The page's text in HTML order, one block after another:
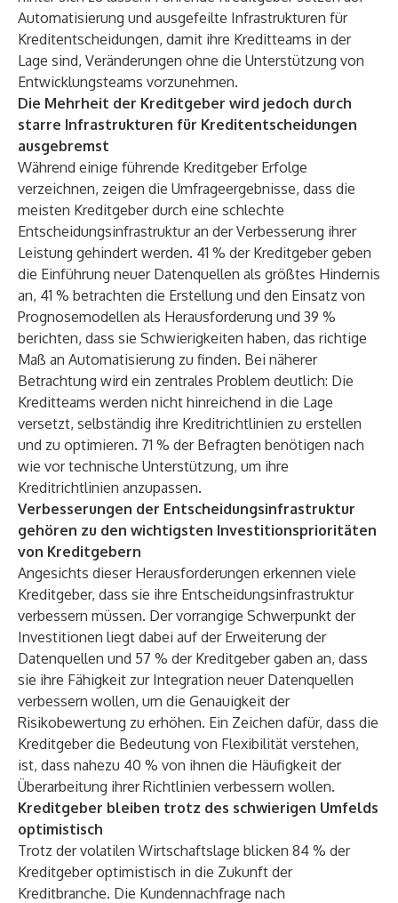
Automatisierung und ausgefeilte Infrastrukturen für
Kreditentscheidungen, damit ihre Kreditteams in der
Lage sind, Veränderungen ohne die Unterstützung von
Entwicklungsteams vorzunehmen.
Die Mehrheit der Kreditgeber wird jedoch durch
starre Infrastrukturen für Kreditentscheidungen
ausgebremst
Während einige führende Kreditgeber Erfolge
verzeichnen, zeigen die Umfrageergebnisse, dass die
meisten Kreditgeber durch eine schlechte
Entscheidungsinfrastruktur an der Verbesserung ihrer
Leistung gehindert werden. 41 % der Kreditgeber geben
die Einführung neuer Datenquellen als größtes Hindernis
an, 41 % betrachten die Erstellung und den Einsatz von
Prognosemodellen als Herausforderung und 39 %
berichten, dass sie Schwierigkeiten haben, das richtige
Maß an Automatisierung zu finden. Bei näherer
Betrachtung wird ein zentrales Problem deutlich: Die
Kreditteams werden nicht hinreichend in die Lage
versetzt, selbständig ihre Kreditrichtlinien zu erstellen
und zu optimieren. 71 % der Befragten benötigen nach
wie vor technische Unterstützung, um ihre
Kreditrichtlinien anzupassen.
Verbesserungen der Entscheidungsinfrastruktur
gehören zu den wichtigsten Investitionsprioritäten
von Kreditgebern
Angesichts dieser Herausforderungen erkennen viele
Kreditgeber, dass sie ihre Entscheidungsinfrastruktur
verbessern müssen. Der vorrangige Schwerpunkt der
Investitionen liegt dabei auf der Erweiterung der
Datenquellen und 57 % der Kreditgeber gaben an, dass
sie ihre Fähigkeit zur Integration neuer Datenquellen
verbessern wollen, um die Genauigkeit der
Risikobewertung zu erhöhen. Ein Zeichen dafür, dass die
Kreditgeber die Bedeutung von Flexibilität verstehen,
ist, dass nahezu 40 % von ihnen die Häufigkeit der
Überarbeitung ihrer Richtlinien verbessern wollen.
Kreditgeber bleiben trotz des schwierigen Umfelds
optimistisch
Trotz der volatilen Wirtschaftslage blicken 84 % der
Kreditgeber optimistisch in die Zukunft der
Kreditbranche. Die Kundennachfrage nach